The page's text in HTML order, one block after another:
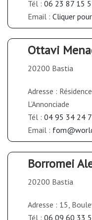
Tél : 06 23 87 15
Email : Cliquer
Ottavi
20200 Bastia
Adresse :
L’Annonciade
Tél : 04 95 34 24
Email :
Borromei
20200 Bastia
Adresse : 15,
Tél : 06 09 60 33